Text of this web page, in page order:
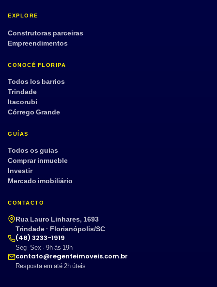
EXPLORE
Construtoras parceiras
Empreendimentos
CONOCÉ FLORIPA
Todos los barrios
Trindade
Itacorubi
Córrego Grande
GUÍAS
Todos os guias
Comprar inmueble
Investir
Mercado imobiliário
CONTACTO
Rua Lauro Linhares, 1693
Trindade · Florianópolis/SC
(48) 3233-1919
Seg–Sex · 9h às 19h
contato@regenteimoveis.com.br
Resposta em até 2h úteis